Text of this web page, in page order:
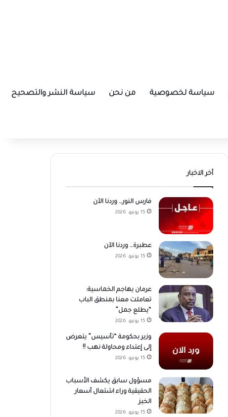
سياسة لخصوصية من نحن سياسة النشر والتصحيح
أخر الاخبار
فارس النور… وردنا الآن
15 يونيو، 2026
عطبرة… وردنا الآن
15 يونيو، 2026
عرمان يهاجم الخماسية:
تعاملت معنا بمنطق الباب
“يطلع جمل”
15 يونيو، 2026
وزير بحكومة “تأسيس” يتعرض
إلى إعتداء ومحاولة نهب !!
15 يونيو، 2026
مسؤول سابق يكشف الأسباب
الحقيقية وراء اشتعال أسعار
الخبز
15 يونيو، 2026